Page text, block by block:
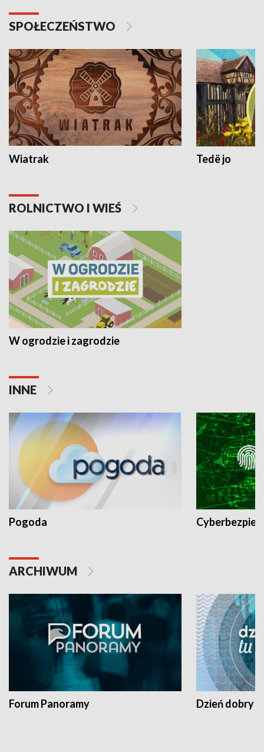
SPOŁECZEŃSTWO
Wiatrak Tedë jo
ROLNICTWO I WIEŚ
W ogrodzie i zagrodzie
INNE
Pogoda
ARCHIWUM
Forum Panoramy Dzień dobry